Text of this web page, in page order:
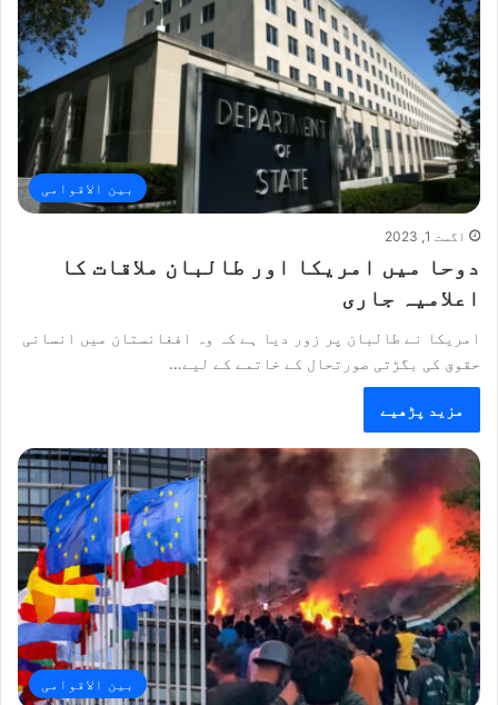
بین الاقوامی
اگست 1, 2023
دوحا میں امریکا اور طالبان ملاقات کا
اعلامیہ جاری
امریکا نے طالبان پر زور دیا ہے کہ وہ افغانستان میں انسانی
حقوق کی بگڑتی صورتحال کے خاتمے کے لیے…
مزید پڑھیے
بین الاقوامی